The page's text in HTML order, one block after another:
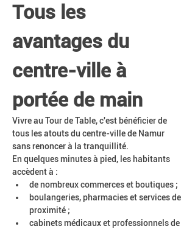
Tous les
avantages du
centre-ville à
portée de main
Vivre au Tour de Table, c'est bénéficier de
tous les atouts du centre-ville de Namur
sans renoncer à la tranquillité.
En quelques minutes à pied, les habitants
accèdent à :
de nombreux commerces et boutiques ;
boulangeries, pharmacies et services de
proximité ;
cabinets médicaux et professionnels de